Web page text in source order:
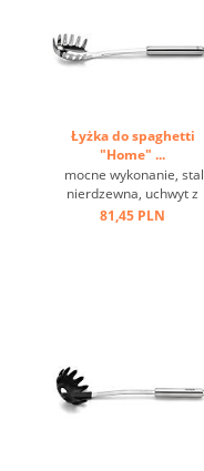
Łyżka do spaghetti
"Home" ...
mocne wykonanie, stal
nierdzewna, uchwyt z
oczkiem ...
81,45 PLN